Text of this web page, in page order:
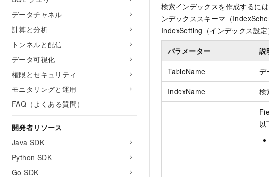
データチャネル
計算と分析
トンネルと配信
データ可視化
権限とセキュリティ
モニタリングと運用
FAQ（よくある質問）
開発者リソース
Java SDK
Python SDK
Go SDK
検索インデックスを作成するに
ンデックススキーマ（
IndexSetting（インデックス設
パラメーター 説
TableName デ
IndexName 検
以